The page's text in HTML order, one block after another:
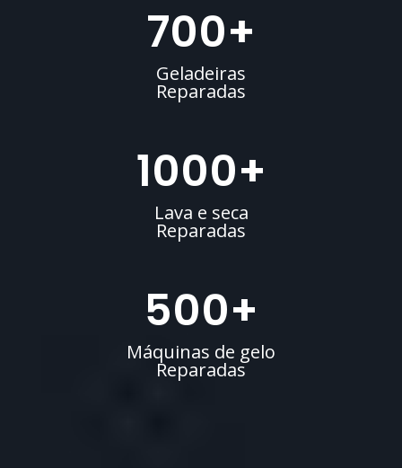
700+
Geladeiras
Reparadas
1000+
Lava e seca
Reparadas
500+
Máquinas de gelo
Reparadas